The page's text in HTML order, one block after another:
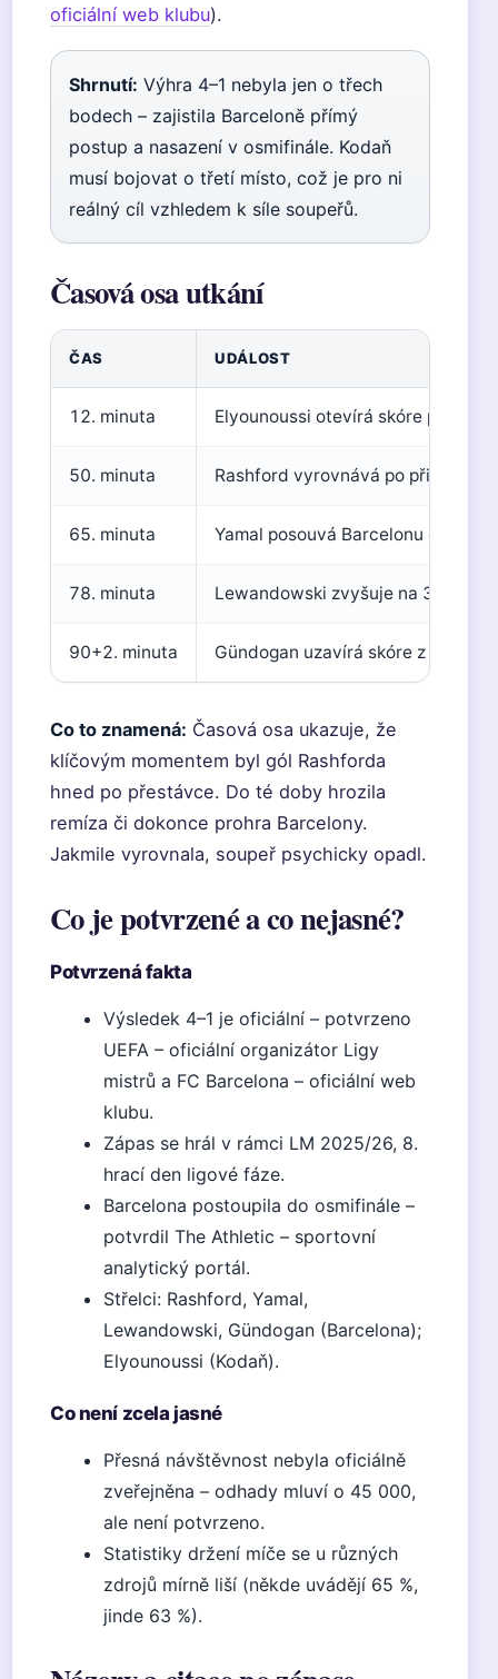
oficiální web klubu).
Shrnutí: Výhra 4–1 nebyla jen o třech
bodech – zajistila Barceloně přímý
postup a nasazení v osmifinále. Kodaň
musí bojovat o třetí místo, což je pro ni
reálný cíl vzhledem k síle soupeřů.
Časová osa utkání
ČAS UDÁLOST
12. minuta Elyounoussi otevírá skóre pro
50. minuta Rashford vyrovnává po přihrávce
65. minuta Yamal posouvá Barcelonu do
78. minuta Lewandowski zvyšuje na 3–1 –
90+2. minuta Gündogan uzavírá skóre z
Co to znamená: Časová osa ukazuje, že
klíčovým momentem byl gól Rashforda
hned po přestávce. Do té doby hrozila
remíza či dokonce prohra Barcelony.
Jakmile vyrovnala, soupeř psychicky opadl.
Co je potvrzené a co nejasné?
Potvrzená fakta
Výsledek 4–1 je oficiální – potvrzeno
UEFA – oficiální organizátor Ligy
mistrů a FC Barcelona – oficiální web
klubu.
Zápas se hrál v rámci LM 2025/26, 8.
hrací den ligové fáze.
Barcelona postoupila do osmifinále –
potvrdil The Athletic – sportovní
analytický portál.
Střelci: Rashford, Yamal,
Lewandowski, Gündogan (Barcelona);
Elyounoussi (Kodaň).
Co není zcela jasné
Přesná návštěvnost nebyla oficiálně
zveřejněna – odhady mluví o 45 000,
ale není potvrzeno.
Statistiky držení míče se u různých
zdrojů mírně liší (někde uvádějí 65 %,
jinde 63 %).